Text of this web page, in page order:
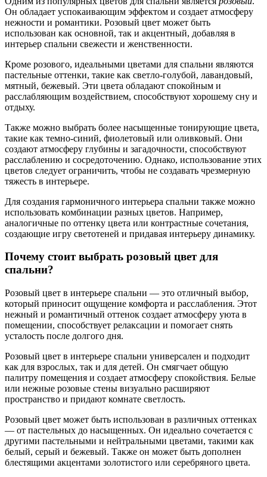
Он обладает успокаивающим эффектом и создает атмосферу
нежности и романтики. Розовый цвет может быть
использован как основной, так и акцентный, добавляя в
интерьер спальни свежести и женственности.
Кроме розового, идеальными цветами для спальни являются
пастельные оттенки, такие как светло-голубой, лавандовый,
мятный, бежевый. Эти цвета обладают спокойным и
расслабляющим воздействием, способствуют хорошему сну и
отдыху.
Также можно выбрать более насыщенные тонирующие цвета,
такие как темно-синий, фиолетовый или оливковый. Они
создают атмосферу глубины и загадочности, способствуют
расслаблению и сосредоточению. Однако, использование этих
цветов следует ограничить, чтобы не создавать чрезмерную
тяжесть в интерьере.
Для создания гармоничного интерьера спальни также можно
использовать комбинации разных цветов. Например,
аналогичные по оттенку цвета или контрастные сочетания,
создающие игру светотеней и придавая интерьеру динамику.
Почему стоит выбрать розовый цвет для
спальни?
Розовый цвет в интерьере спальни — это отличный выбор,
который приносит ощущение комфорта и расслабления. Этот
нежный и романтичный оттенок создает атмосферу уюта в
помещении, способствует релаксации и помогает снять
усталость после долгого дня.
Розовый цвет в интерьере спальни универсален и подходит
как для взрослых, так и для детей. Он смягчает общую
палитру помещения и создает атмосферу спокойствия. Белые
или нежные розовые стены визуально расширяют
пространство и придают комнате светлость.
Розовый цвет может быть использован в различных оттенках
— от пастельных до насыщенных. Он идеально сочетается с
другими пастельными и нейтральными цветами, такими как
белый, серый и бежевый. Также он может быть дополнен
блестящими акцентами золотистого или серебряного цвета.